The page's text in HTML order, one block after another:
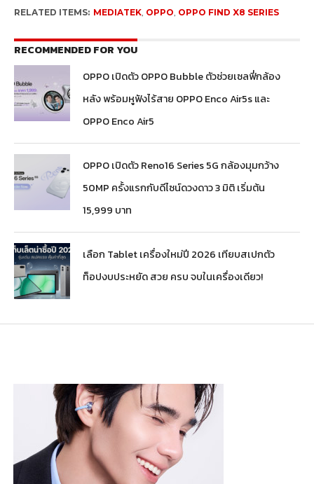
RELATED ITEMS: MEDIATEK, OPPO, OPPO FIND X8 SERIES
RECOMMENDED FOR YOU
OPPO เปิดตัว OPPO Bubble ตัวช่วยเซลฟี่กล้อง
หลัง พร้อมหูฟังไร้สาย OPPO Enco Air5s และ
OPPO Enco Air5
OPPO เปิดตัว Reno16 Series 5G กล้องมุมกว้าง
50MP ครั้งแรกกับดีไซน์ดวงดาว 3 มิติ เริ่มต้น
15,999 บาท
เลือก Tablet เครื่องใหม่ปี 2026 เทียบสเปกตัว
ท็อปงบประหยัด สวย ครบ จบในเครื่องเดียว!